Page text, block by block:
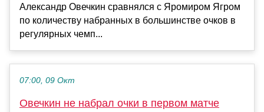
Александр Овечкин сравнялся с Яромиром Ягром
по количеству набранных в большинстве очков в
регулярных чемп...
07:00, 09 Окт
Овечкин не набрал очки в первом матче